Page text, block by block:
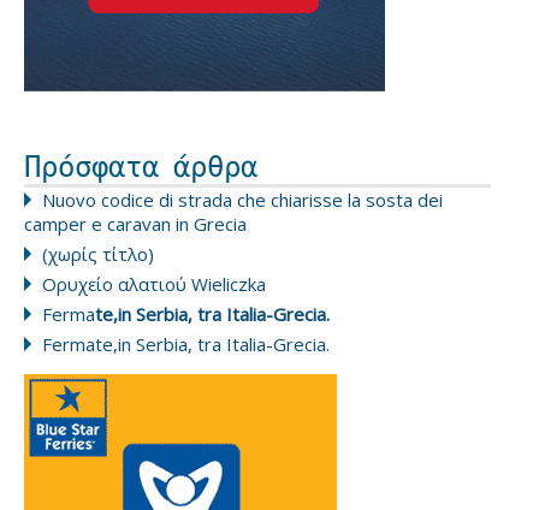
Πρόσφατα άρθρα
Nuovo codice di strada che chiarisse la sosta dei
camper e caravan in Grecia
(χωρίς τίτλο)
Ορυχείο αλατιού Wieliczka
Fermate,in Serbia, tra Italia-Grecia.
Fermate,in Serbia, tra Italia-Grecia.